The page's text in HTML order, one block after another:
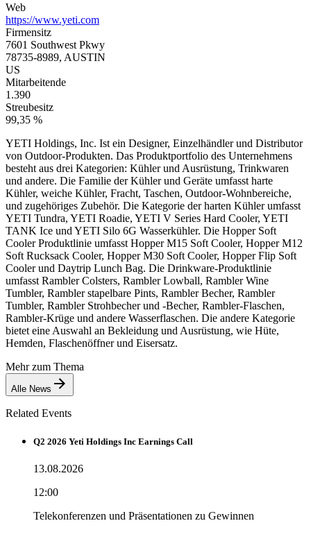
Web
https://www.yeti.com
Firmensitz
7601 Southwest Pkwy
78735-8989, AUSTIN
US
Mitarbeitende
1.390
Streubesitz
99,35 %
YETI Holdings, Inc. Ist ein Designer, Einzelhändler und Distributor
von Outdoor-Produkten. Das Produktportfolio des Unternehmens
besteht aus drei Kategorien: Kühler und Ausrüstung, Trinkwaren
und andere. Die Familie der Kühler und Geräte umfasst harte
Kühler, weiche Kühler, Fracht, Taschen, Outdoor-Wohnbereiche,
und zugehöriges Zubehör. Die Kategorie der harten Kühler umfasst
YETI Tundra, YETI Roadie, YETI V Series Hard Cooler, YETI
TANK Ice und YETI Silo 6G Wasserkühler. Die Hopper Soft
Cooler Produktlinie umfasst Hopper M15 Soft Cooler, Hopper M12
Soft Rucksack Cooler, Hopper M30 Soft Cooler, Hopper Flip Soft
Cooler und Daytrip Lunch Bag. Die Drinkware-Produktlinie
umfasst Rambler Colsters, Rambler Lowball, Rambler Wine
Tumbler, Rambler stapelbare Pints, Rambler Becher, Rambler
Tumbler, Rambler Strohbecher und -Becher, Rambler-Flaschen,
Rambler-Krüge und andere Wasserflaschen. Die andere Kategorie
bietet eine Auswahl an Bekleidung und Ausrüstung, wie Hüte,
Hemden, Flaschenöffner und Eisersatz.
Mehr zum Thema
Alle News
Related Events
Q2 2026 Yeti Holdings Inc Earnings Call
13.08.2026
12:00
Telekonferenzen und Präsentationen zu Gewinnen